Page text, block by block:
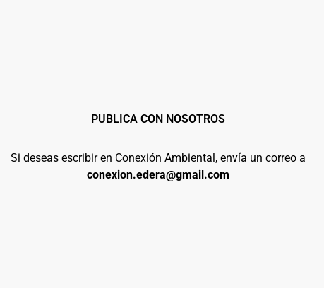
PUBLICA CON NOSOTROS
Si deseas escribir en Conexión Ambiental, envía un correo a
conexion.edera@gmail.com